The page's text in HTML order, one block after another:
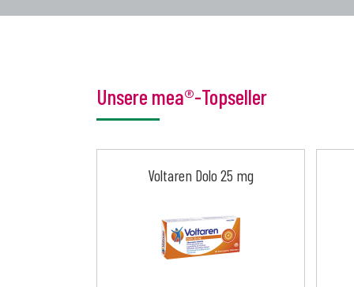
Unsere mea®-Topseller
Voltaren Dolo 25 mg